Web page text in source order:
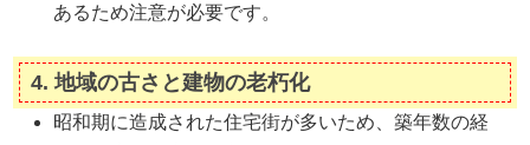
あるため注意が必要です。
4.地域の古さと建物の老朽化
昭和期に造成された住宅街が多いため、築年数の経